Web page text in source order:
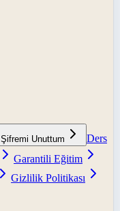
Şifremi Unuttum
Ders
Garantili Eğitim
Gizlilik Politikası